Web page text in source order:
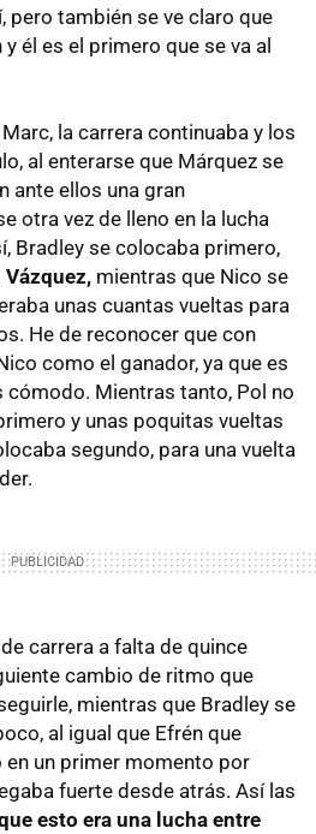
pero también se ve claro que
él es el primero que se va al
la carrera continuaba y los
al enterarse que Márquez se
ante ellos una gran
otra vez de lleno en la lucha
Bradley se colocaba primero,
Vázquez, mientras que Nico se
unas cuantas vueltas para
He de reconocer que con
como el ganador, ya que es
cómodo. Mientras tanto, Pol no
y unas poquitas vueltas
segundo, para una vuelta
carrera a falta de quince
cambio de ritmo que
mientras que Bradley se
al igual que Efrén que
en un primer momento por
fuerte desde atrás. Así las
esto era una lucha entre